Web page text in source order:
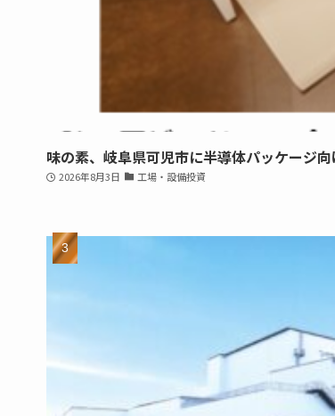
味の素、岐阜県可児市に半導体パッケージ
2026年8月3日 工場・設備投資